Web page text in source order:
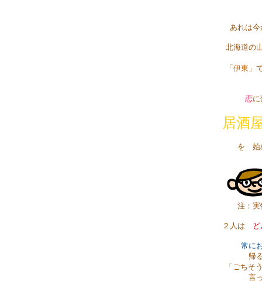
あれは
北海道の
「伊東」
恋
居酒
を 始
注：実
２人は
常に
帰
「ごちそ
言